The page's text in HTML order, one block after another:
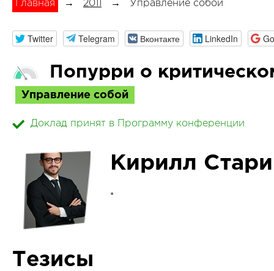
Главная → 2011 → Управление собой
Twitter Telegram Вконтакте LinkedIn
Попурри о
Управление собой
Доклад принят в Программу конференции
Кирилл
.
Тезисы